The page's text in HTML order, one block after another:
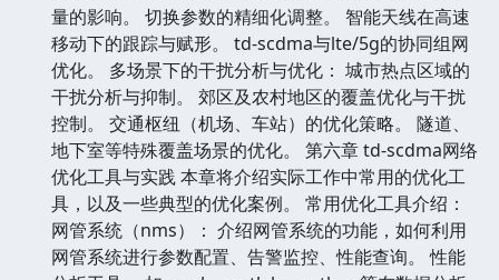
量的影响。 切换参数的精细化调整。 智能天线在高速
移动下的跟踪与赋形。 td-scdma与lte/5g的协同组网
优化。 多场景下的干扰分析与优化： 城市热点区域的
干扰分析与抑制。 郊区及农村地区的覆盖优化与干扰
控制。 交通枢纽（机场、车站）的优化策略。 隧道、
地下室等特殊覆盖场景的优化。 第六章 td-scdma网络
优化工具与实践 本章将介绍实际工作中常用的优化工
具，以及一些典型的优化案例。 常用优化工具介绍：
网管系统（nms）： 介绍网管系统的功能，如何利用
网管系统进行参数配置、告警监控、性能查询。 性能